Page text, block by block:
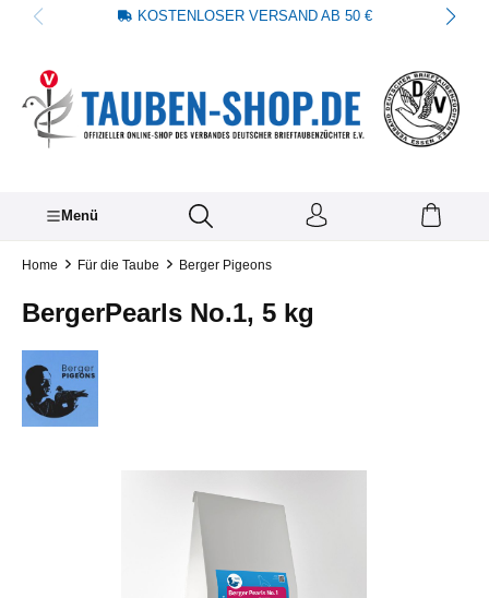
springen KOSTENLOSER VERSAND AB 50 €
Menü
Home Für die Taube Berger Pigeons
BergerPearls No.1, 5 kg